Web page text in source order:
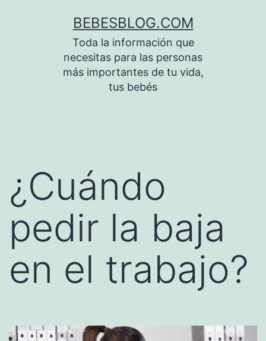
BEBESBLOG.COM
Toda la información que
necesitas para las personas
más importantes de tu vida,
tus bebés
¿Cuándo
pedir la baja
en el trabajo?